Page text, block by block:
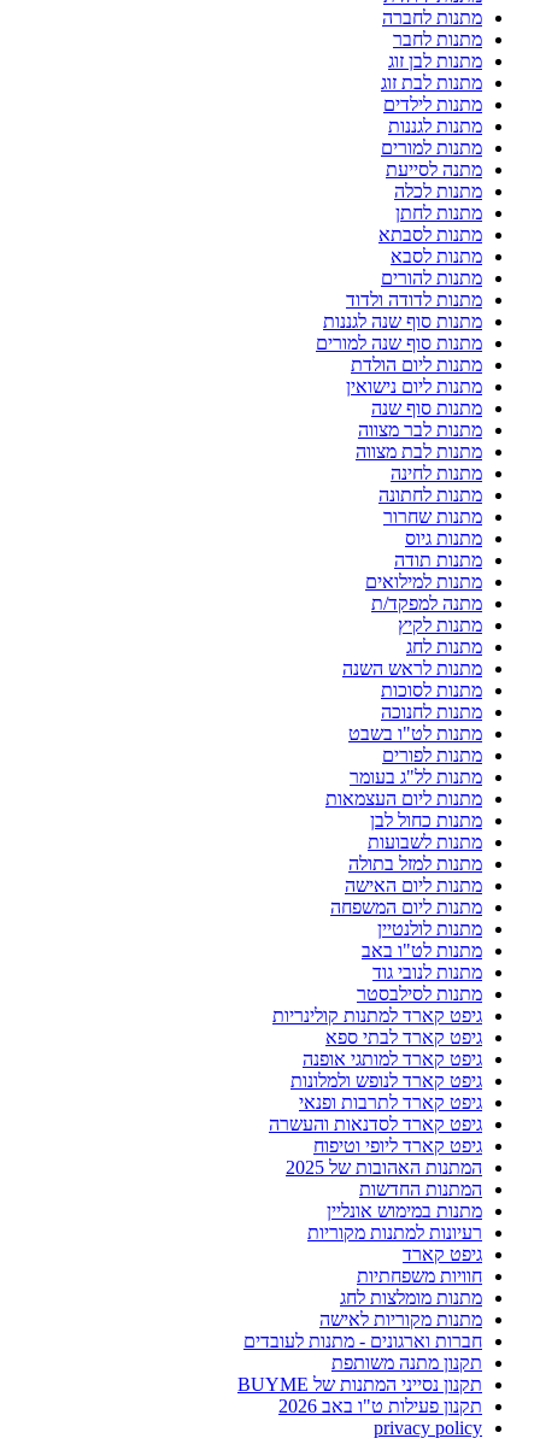
מתנות לחברה
מתנות לחבר
מתנות לבן זוג
מתנות לבת זוג
מתנות לילדים
מתנות לגננות
מתנות למורים
מתנה לסייעת
מתנות לכלה
מתנות לחתן
מתנות לסבתא
מתנות לסבא
מתנות להורים
מתנות לדודה ולדוד
מתנות סוף שנה לגננות
מתנות סוף שנה למורים
מתנות ליום הולדת
מתנות ליום נישואין
מתנות סוף שנה
מתנות לבר מצווה
מתנות לבת מצווה
מתנות לחינה
מתנות לחתונה
מתנות שחרור
מתנות גיוס
מתנות תודה
מתנות למילואים
מתנה למפקד/ת
מתנות לקיץ
מתנות לחג
מתנות לראש השנה
מתנות לסוכות
מתנות לחנוכה
מתנות לט"ו בשבט
מתנות לפורים
מתנות לל"ג בעומר
מתנות ליום העצמאות
מתנות כחול לבן
מתנות לשבועות
מתנות למזל בתולה
מתנות ליום האישה
מתנות ליום המשפחה
מתנות לולנטיין
מתנות לט"ו באב
מתנות לנובי גוד
מתנות לסילבסטר
גיפט קארד למתנות קולינריות
גיפט קארד לבתי ספא
גיפט קארד למותגי אופנה
גיפט קארד לנופש ולמלונות
גיפט קארד לתרבות ופנאי
גיפט קארד לסדנאות והעשרה
גיפט קארד ליופי וטיפוח
המתנות האהובות של 2025
המתנות החדשות
מתנות במימוש אונליין
רעיונות למתנות מקוריות
גיפט קארד
חוויות משפחתיות
מתנות מומלצות לחג
מתנות מקוריות לאישה
חברות וארגונים - מתנות לעובדים
תקנון מתנה משותפת
תקנון נסייני המתנות של BUYME
תקנון פעילות ט"ו באב 2026
privacy policy